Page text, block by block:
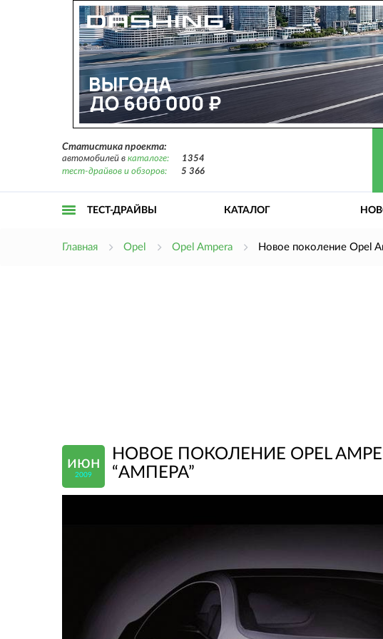
Статистика проекта:
автомобилей в каталоге:
1354
тест-драйвов и обзоров:
5 366
ТЕСТ-ДРАЙВЫ КАТАЛОГ
Главная Opel Opel Ampera Новое поколение Opel
июн
2009
НОВОЕ ПОКОЛЕНИЕ OPEL
“АМПЕРА”